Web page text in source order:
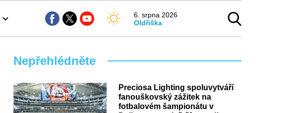
6. srpna 2026
Oldřiška
Nepřehlédněte
Preciosa Lighting spoluvytváří
fanouškovský zážitek na
fotbalovém šampionátu v